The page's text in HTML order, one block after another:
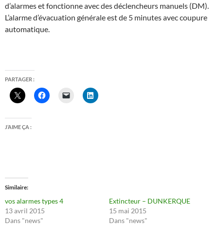
d’alarmes et fonctionne avec des déclencheurs manuels (DM).
L’alarme d’évacuation générale est de 5 minutes avec coupure
automatique.
PARTAGER :
J’AIME ÇA :
Similaire
vos alarmes types 4
13 avril 2015
Dans "news"
Extincteur – DUNKERQUE
15 mai 2015
Dans "news"